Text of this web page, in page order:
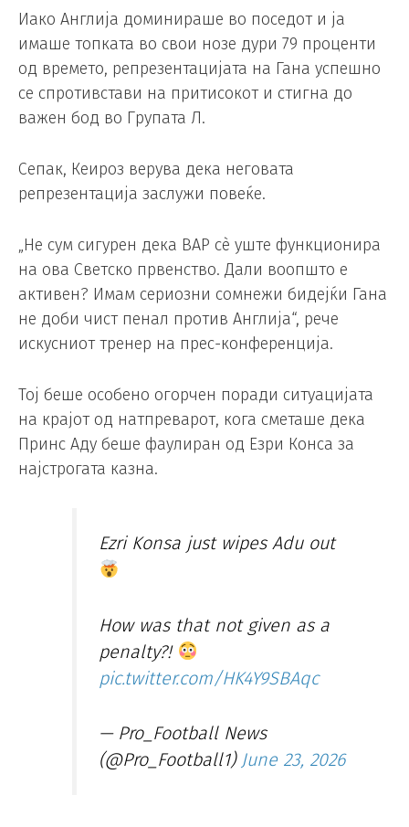
Иако Англија доминираше во поседот и ја
имаше топката во свои нозе дури 79 проценти
од времето, репрезентацијата на Гана успешно
се спротивстави на притисокот и стигна до
важен бод во Групата Л.
Сепак, Кеироз верува дека неговата
репрезентација заслужи повеќе.
„Не сум сигурен дека ВАР сè уште функционира
на ова Светско првенство. Дали воопшто е
активен? Имам сериозни сомнежи бидејќи Гана
не доби чист пенал против Англија“, рече
искусниот тренер на прес-конференција.
Тој беше особено огорчен поради ситуацијата
на крајот од натпреварот, кога сметаше дека
Принс Аду беше фаулиран од Езри Конса за
најстрогата казна.
Ezri Konsa just wipes Adu out
How was that not given as a
penalty?!
pic.twitter.com/HK4Y9SBAqc
— Pro_Football News
(@Pro_Football1) June 23, 2026